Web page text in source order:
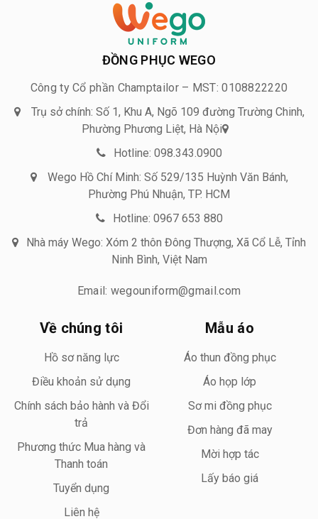
ĐỒNG PHỤC WEGO
Công ty Cổ phần Champtailor – MST: 0108822220
Trụ sở chính: Số 1, Khu A, Ngõ 109 đường Trường Chinh,
Phường Phương Liệt, Hà Nội
Hotline: 098.343.0900
Wego Hồ Chí Minh: Số 529/135 Huỳnh Văn Bánh,
Phường Phú Nhuận, TP. HCM
Hotline: 0967 653 880
Nhà máy Wego: Xóm 2 thôn Đông Thượng, Xã Cổ Lễ, Tỉnh
Ninh Bình, Việt Nam
Email: wegouniform@gmail.com
Về chúng tôi
Hồ sơ năng lực
Điều khoản sử dụng
Chính sách bảo hành và Đổi
trả
Phương thức Mua hàng và
Thanh toán
Tuyển dụng
Liên hệ
Mẫu áo
Áo thun đồng phục
Áo họp lớp
Sơ mi đồng phục
Đơn hàng đã may
Mời hợp tác
Lấy báo giá